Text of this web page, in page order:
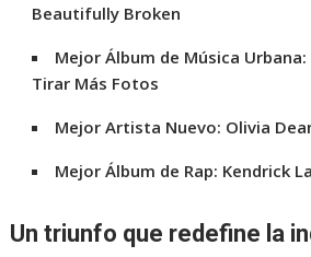
Beautifully Broken
Mejor Álbum de Música Urbana:
Tirar Más Fotos
Mejor Artista Nuevo: Olivia
Mejor Álbum de Rap: Kendrick
Un triunfo que redefine la